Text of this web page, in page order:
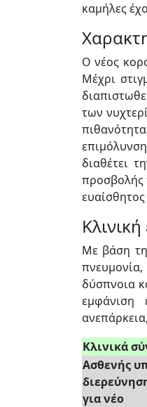
καμήλες
Ο νέος
Μέχρι
των
διαθέτει
προσβολής
Με βάση
δύσπνοια
εμφάνιση
Κλινικά
Ασθενής
για νέο